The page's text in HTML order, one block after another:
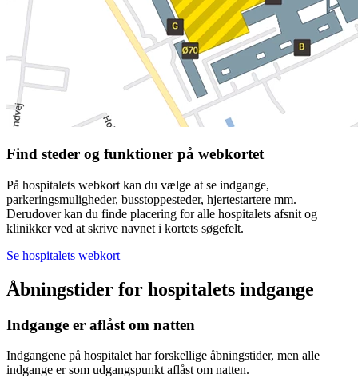
Find steder og funktioner på webkortet
På hospitalets webkort kan du vælge at se indgange,
parkeringsmuligheder, busstoppesteder, hjertestartere mm.
Derudover kan du finde placering for alle hospitalets afsnit og
klinikker ved at skrive navnet i kortets søgefelt.
Se hospitalets webkort
Åbningstider for hospitalets indgange
Indgange er aflåst om natten
Indgangene på hospitalet har forskellige åbningstider, men alle
indgange er som udgangspunkt aflåst om natten.